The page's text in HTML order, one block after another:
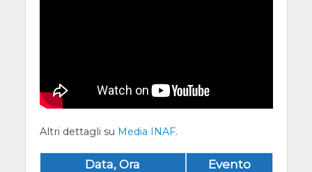
Altri dettagli su Media INAF.
Data, Ora Evento